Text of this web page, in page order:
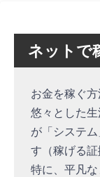
ネットで
お金を稼ぐ
悠々とした
が「システ
す（稼げる証
特に、平凡